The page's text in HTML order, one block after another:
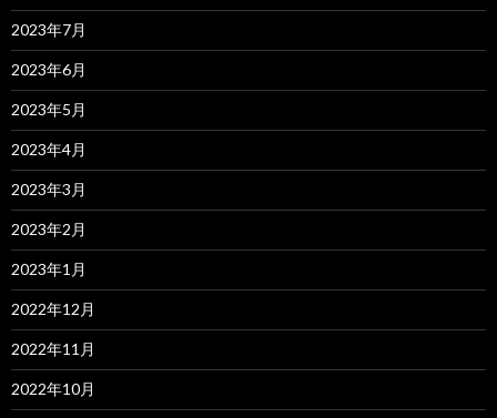
2023年7月
2023年6月
2023年5月
2023年4月
2023年3月
2023年2月
2023年1月
2022年12月
2022年11月
2022年10月